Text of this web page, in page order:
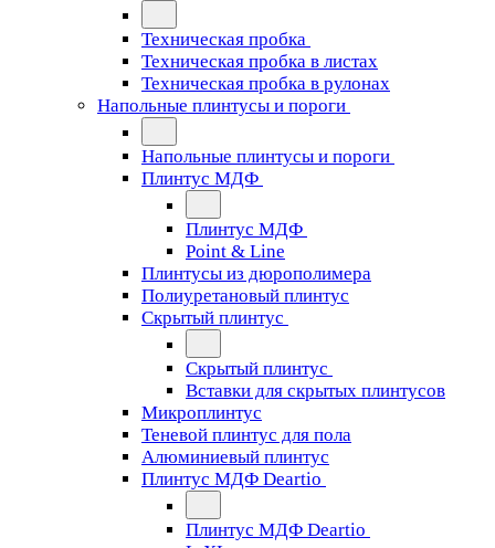
Техническая пробка
Техническая пробка в листах
Техническая пробка в рулонах
Напольные плинтусы и пороги
Напольные плинтусы и пороги
Плинтус МДФ
Плинтус МДФ
Point & Line
Плинтусы из дюрополимера
Полиуретановый плинтус
Скрытый плинтус
Скрытый плинтус
Вставки для скрытых плинтусов
Микроплинтус
Теневой плинтус для пола
Алюминиевый плинтус
Плинтус МДФ Deartio
Плинтус МДФ Deartio